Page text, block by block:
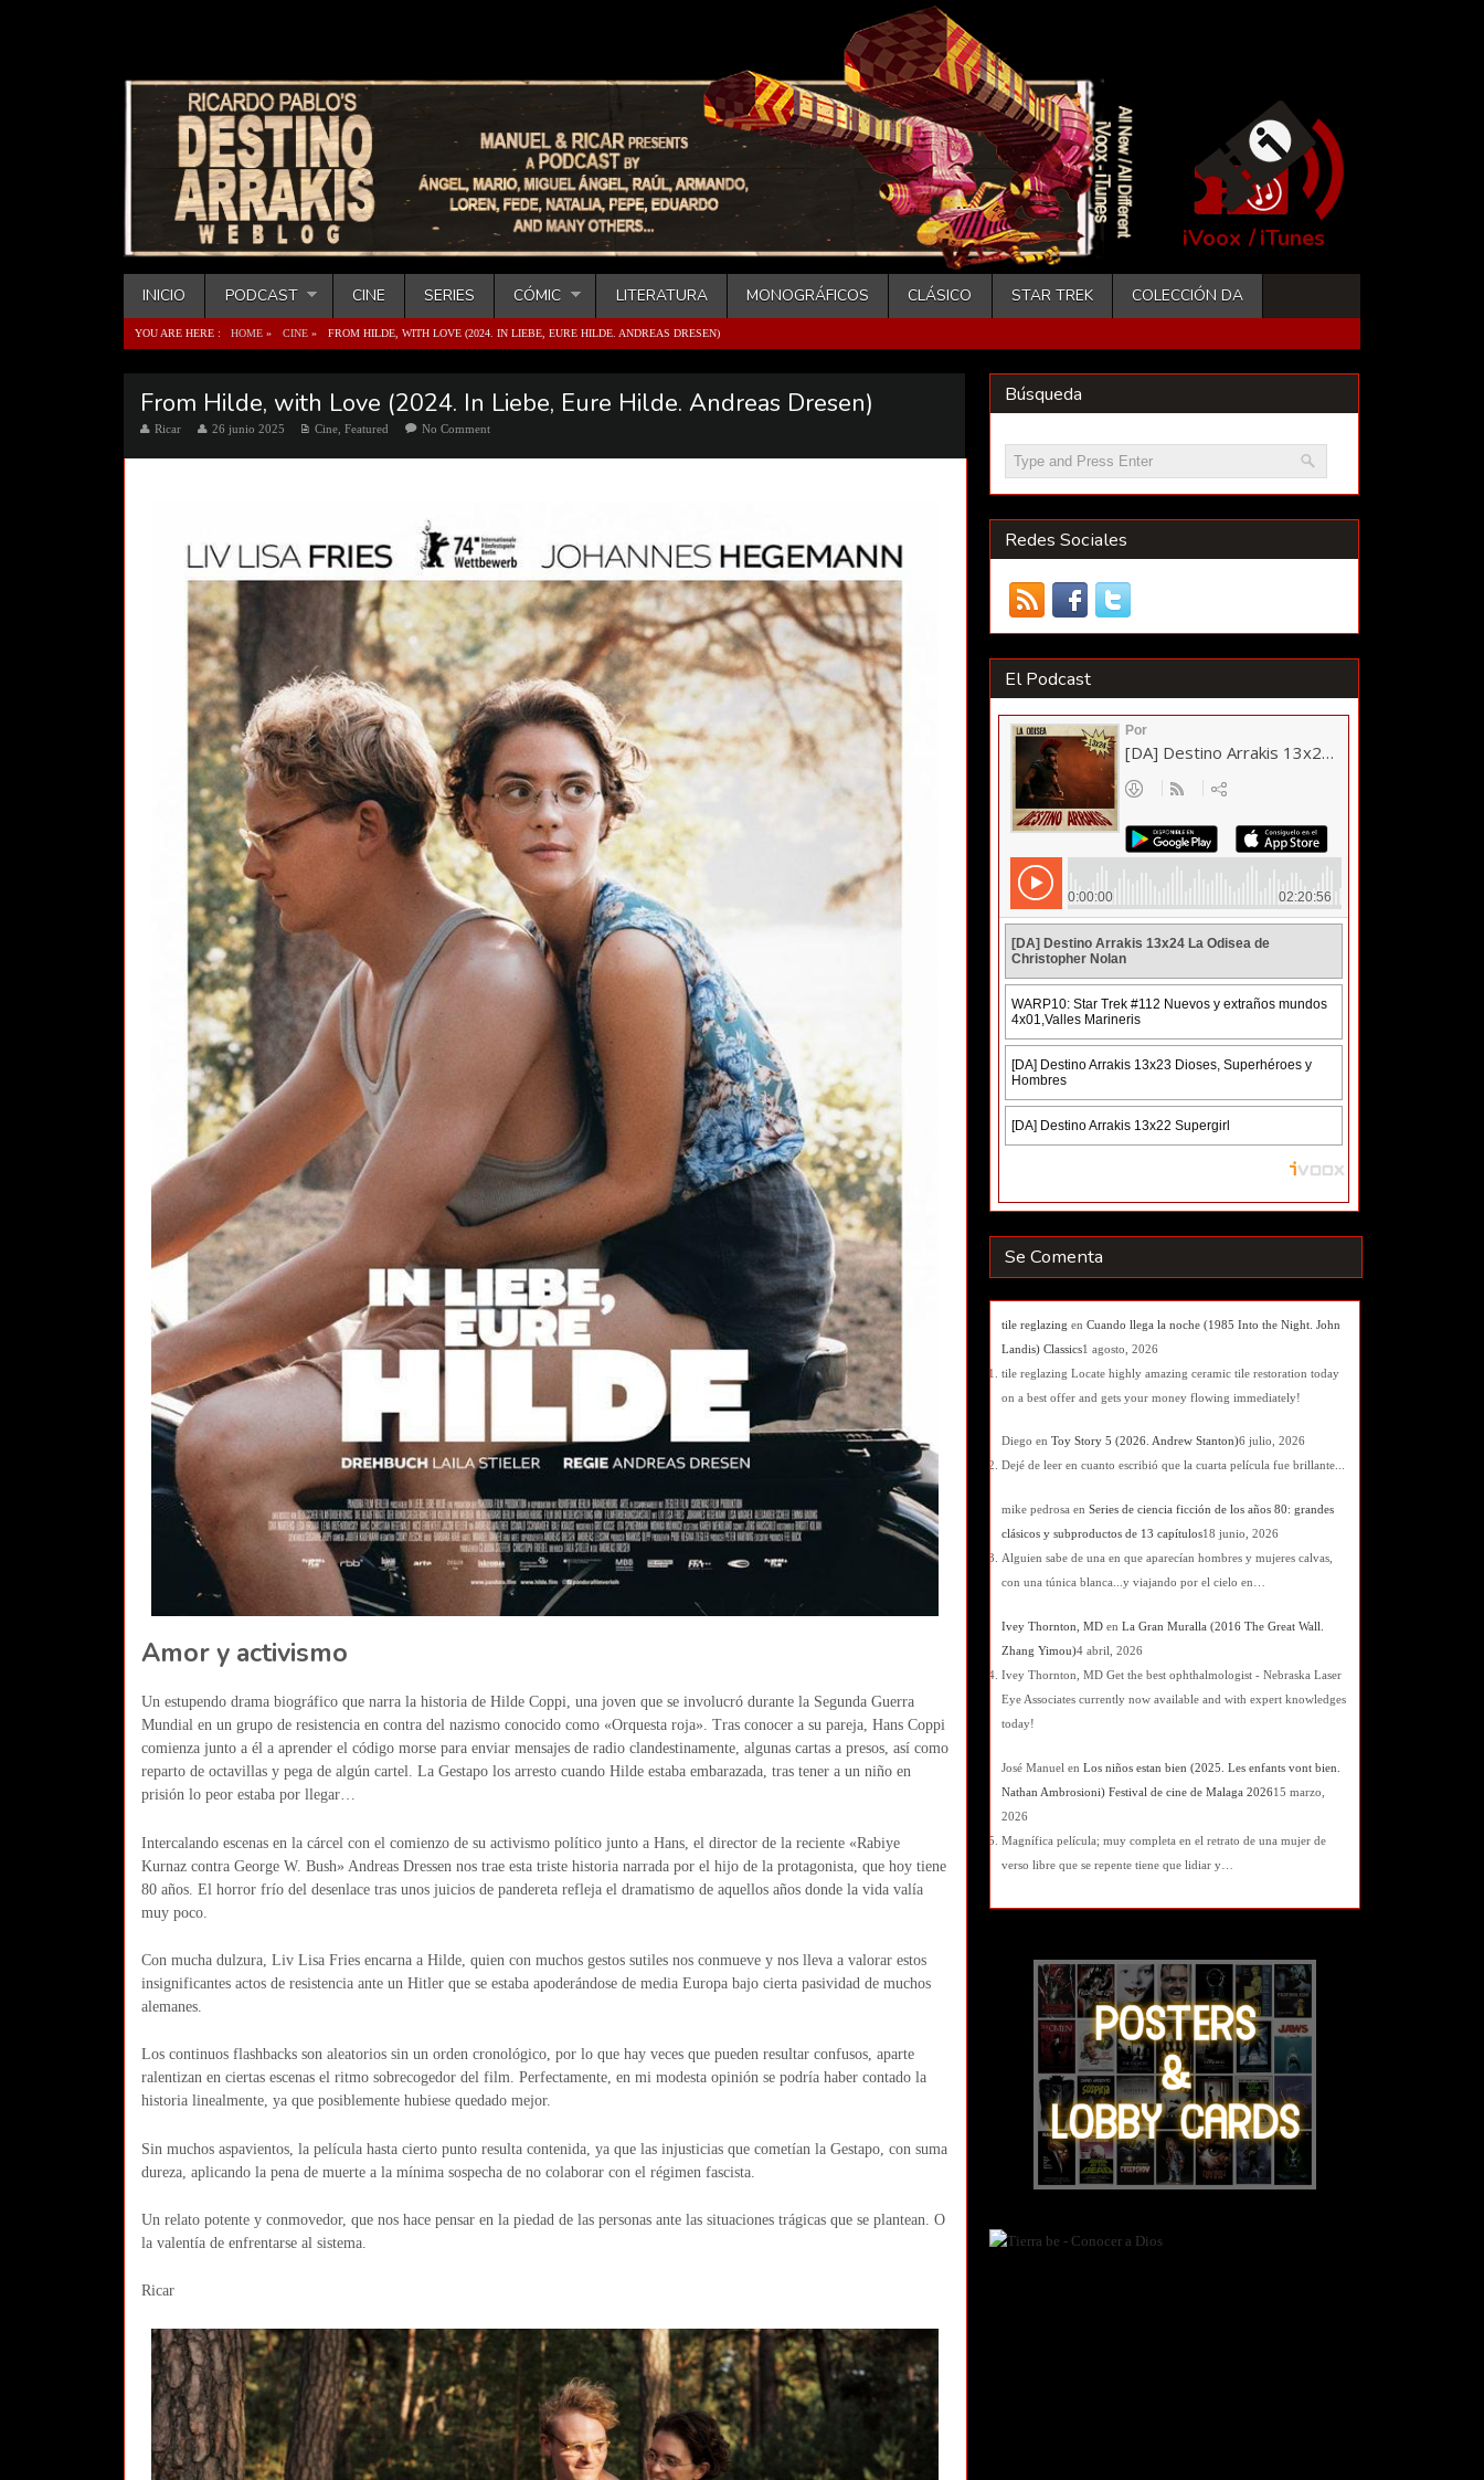
iVoox /iTunes
INICIO PODCAST CINE SERIES CÓMIC LITERATURA MONOGRÁFICOS CLÁSICO STAR TREK COLECCIÓN DA
YOU ARE HERE : HOME » CINE» FROM HILDE, WITH LOVE (2024. IN LIEBE, EURE HILDE. ANDREAS DRESEN)
From Hilde, with Love (2024. In Liebe, Eure Hilde. Andreas Dresen)
Ricar 26 junio 2025 Cine ,Featured No Comment
Amor y activismo
Un estupendo drama biográfico que narra la historia de Hilde Coppi, una joven que se involucró durante la Segunda Guerra
Mundial en un grupo de resistencia en contra del nazismo conocido como «Orquesta roja». Tras conocer a su pareja, Hans Coppi
comienza junto a él a aprender el código morse para enviar mensajes de radio clandestinamente, algunas cartas a presos, así como
reparto de octavillas y pega de algún cartel. La Gestapo los arresto cuando Hilde estaba embarazada, tras tener a un niño en
prisión lo peor estaba por llegar…
Intercalando escenas en la cárcel con el comienzo de su activismo político junto a Hans, el director de la reciente «Rabiye
Kurnaz contra George W. Bush» Andreas Dressen nos trae esta triste historia narrada por el hijo de la protagonista, que hoy tiene
80 años. El horror frío del desenlace tras unos juicios de pandereta refleja el dramatismo de aquellos años donde la vida valía
muy poco.
Con mucha dulzura, Liv Lisa Fries encarna a Hilde, quien con muchos gestos sutiles nos conmueve y nos lleva a valorar estos
insignificantes actos de resistencia ante un Hitler que se estaba apoderándose de media Europa bajo cierta pasividad de muchos
alemanes.
Los continuos flashbacks son aleatorios sin un orden cronológico, por lo que hay veces que pueden resultar confusos, aparte
ralentizan en ciertas escenas el ritmo sobrecogedor del film. Perfectamente, en mi modesta opinión se podría haber contado la
historia linealmente, ya que posiblemente hubiese quedado mejor.
Sin muchos aspavientos, la película hasta cierto punto resulta contenida, ya que las injusticias que cometían la Gestapo, con suma
dureza, aplicando la pena de muerte a la mínima sospecha de no colaborar con el régimen fascista.
Un relato potente y conmovedor, que nos hace pensar en la piedad de las personas ante las situaciones trágicas que se plantean. O
la valentía de enfrentarse al sistema.
Ricar
Búsqueda
Redes Sociales
El Podcast
Se Comenta
tile reglazing en Cuando llega la noche (1985 Into the Night. John
Landis) Classics1 agosto, 2026
tile reglazing Locate highly amazing ceramic tile restoration today
on a best offer and gets your money flowing immediately!
Diego en Toy Story 5 (2026. Andrew Stanton)6 julio, 2026
Dejé de leer en cuanto escribió que la cuarta película fue brillante...
mike pedrosa en Series de ciencia ficción de los años 80: grandes
clásicos y subproductos de 13 capítulos18 junio, 2026
Alguien sabe de una en que aparecían hombres y mujeres calvas,
con una túnica blanca...y viajando por el cielo en…
Ivey Thornton, MD en La Gran Muralla (2016 The Great Wall.
Zhang Yimou)4 abril, 2026
Ivey Thornton, MD Get the best ophthalmologist - Nebraska Laser
Eye Associates currently now available and with expert knowledges
today!
José Manuel en Los niños estan bien (2025. Les enfants vont bien.
Nathan Ambrosioni) Festival de cine de Malaga 202615 marzo,
2026
Magnífica película; muy completa en el retrato de una mujer de
verso libre que se repente tiene que lidiar y…